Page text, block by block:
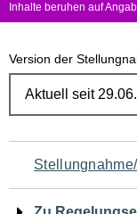
Inhalte beruhen auf
Version der
Navigation
für